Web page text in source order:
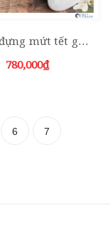
Khay đựng mứt tết gốm sứ màu trắng số 01
780,000₫
6 7